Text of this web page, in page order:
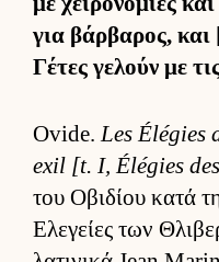
για βάρ­βαρος, και
Γέτες γελούν με
Ovide.Les Élégies
exil [t. I, Élégies
του Οβιδίου κατά
Ελεγείες των